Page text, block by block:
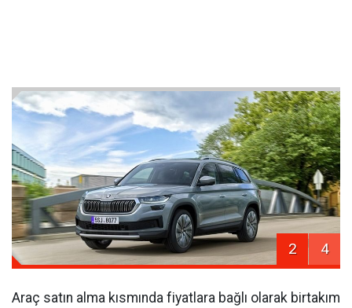
2 4
Araç satın alma kısmında fiyatlara bağlı olarak birtakım